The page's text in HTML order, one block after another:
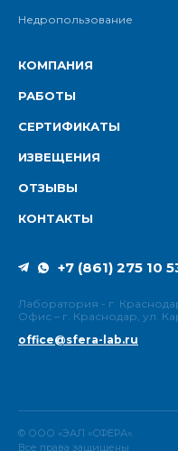
Недропользование
КОМПАНИЯ
РАБОТЫ
СЕРТИФИКАТЫ
ИЗВЕЩЕНИЯ
ОТЗЫВЫ
КОНТАКТЫ
+7 (861) 275 10
Лаборатория - г.
Офис – г. Краснодар, ул.
office@sfera-lab.ru
© ООО «ЭАЛ «СФЕРА».
Все права защищены